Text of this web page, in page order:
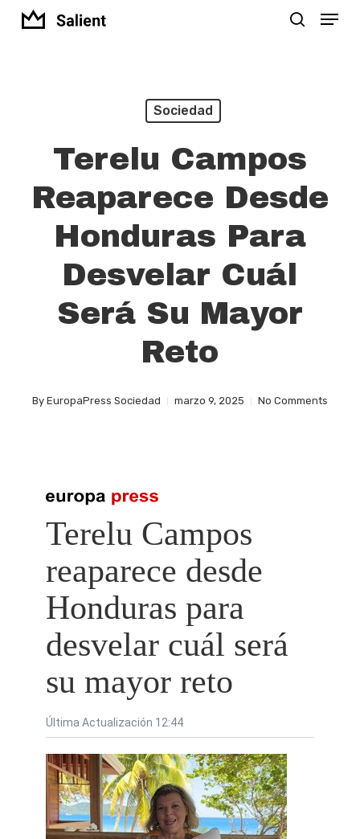
Skip
Menu
Sociedad
Terelu Campos
Reaparece Desde
Honduras Para
Desvelar Cuál
Será Su Mayor
Reto
By EuropaPress Sociedad marzo 9, 2025 No Comments